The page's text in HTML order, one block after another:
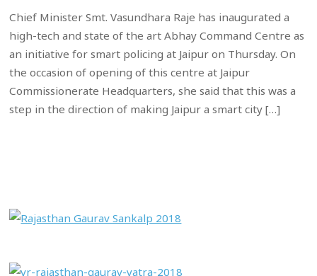
Chief Minister Smt. Vasundhara Raje has inaugurated a
high-tech and state of the art Abhay Command Centre as
an initiative for smart policing at Jaipur on Thursday. On
the occasion of opening of this centre at Jaipur
Commissionerate Headquarters, she said that this was a
step in the direction of making Jaipur a smart city […]